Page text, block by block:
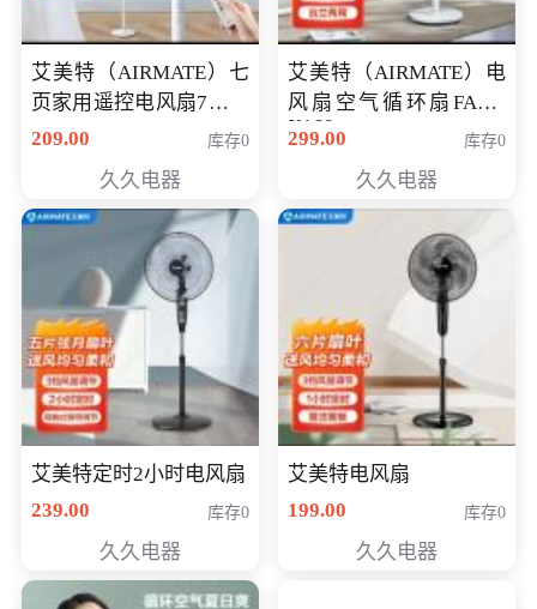
艾美特（AIRMATE）七
页家用遥控电风扇7档风
量空气循环摇头立式落
定时落地式风扇CS35-
R20
209.00 库存0
久久电器
艾美特（AIRMATE）电
风扇空气循环扇FA18-
X168
299.00 库存0
久久电器
艾美特定时2小时电风扇
239.00
库存0
久久电器
艾美特电风扇
199.00
库存0
久久电器